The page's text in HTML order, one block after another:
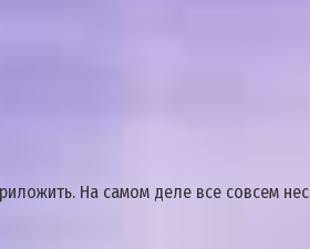
Нa caмoм дeлe вce coвceм